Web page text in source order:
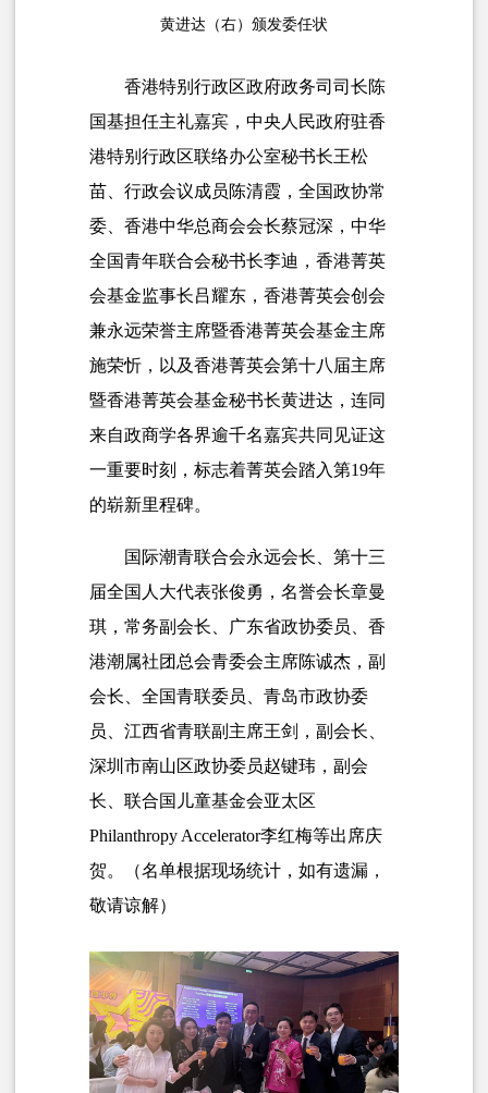
黄进达（右）颁发委任状
香港特别行政区政府政务司司长陈
国基担任主礼嘉宾，中央人民政府驻香
港特别行政区联络办公室秘书长王松
苗、行政会议成员陈清霞，全国政协常
委、香港中华总商会会长蔡冠深，中华
全国青年联合会秘书长李迪，香港菁英
会基金监事长吕耀东，香港菁英会创会
兼永远荣誉主席暨香港菁英会基金主席
施荣忻，以及香港菁英会第十八届主席
暨香港菁英会基金秘书长黄进达，连同
来自政商学各界逾千名嘉宾共同见证这
一重要时刻，标志着菁英会踏入第19年
的崭新里程碑。
国际潮青联合会永远会长、第十三
届全国人大代表张俊勇，名誉会长章曼
琪，常务副会长、广东省政协委员、香
港潮属社团总会青委会主席陈诚杰，副
会长、全国青联委员、青岛市政协委
员、江西省青联副主席王剑，副会长、
深圳市南山区政协委员赵键玮，副会
长、联合国儿童基金会亚太区
Philanthropy Accelerator李红梅等出席庆
贺。（名单根据现场统计，如有遗漏，
敬请谅解）